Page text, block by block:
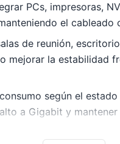
PCs, impresoras,
el cableado
de reunión,
la estabilidad
según el
a Gigabit y